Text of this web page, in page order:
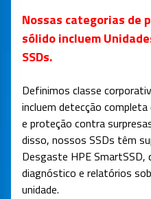
Nossas categorias de
sólido incluem
SSDs.
Definimos classe
incluem detecção
e proteção contra
disso, nossos SSDs têm
Desgaste HPE
diagnóstico e relatórios
unidade.